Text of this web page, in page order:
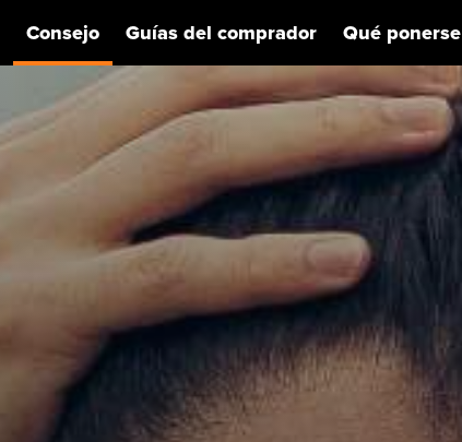
Consejo Guías del comprador Qué ponerse